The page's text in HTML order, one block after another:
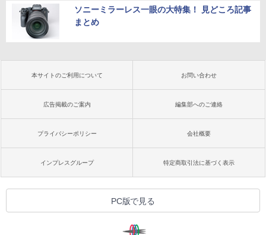
ソニーミラーレス一眼の大特集！ 見どころ記事
まとめ
本サイトのご利用について お問い合わせ
広告掲載のご案内 編集部へのご連絡
プライバシーポリシー 会社概要
インプレスグループ 特定商取引法に基づく表示
PC版で見る